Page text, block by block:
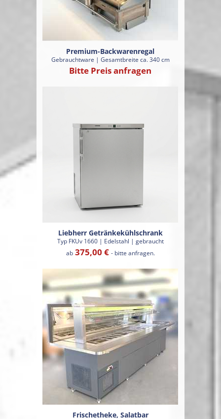
Premium-Backwarenregal
Gebrauchtware | Gesamtbreite ca. 340 cm
Bitte Preis anfragen
Liebherr Getränkekühlschrank
Typ FKUv 1660 | Edelstahl | gebraucht
ab375,00 € - bitte anfragen.
Frischetheke, Salatbar